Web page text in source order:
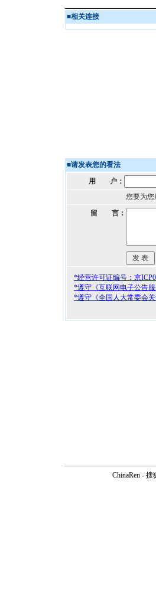
■相关连接
■请发表您的看法
用 户：
您要为您
留 言：
*经营许可证编号：京
*遵守《互联网电子公告服
*遵守《全国人大常委会
ChinaRen - 搜